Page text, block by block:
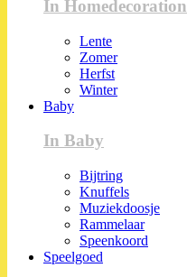
In Homedecoration
Lente
Zomer
Herfst
Winter
Baby
In Baby
Bijtring
Knuffels
Muziekdoosje
Rammelaar
Speenkoord
Speelgoed